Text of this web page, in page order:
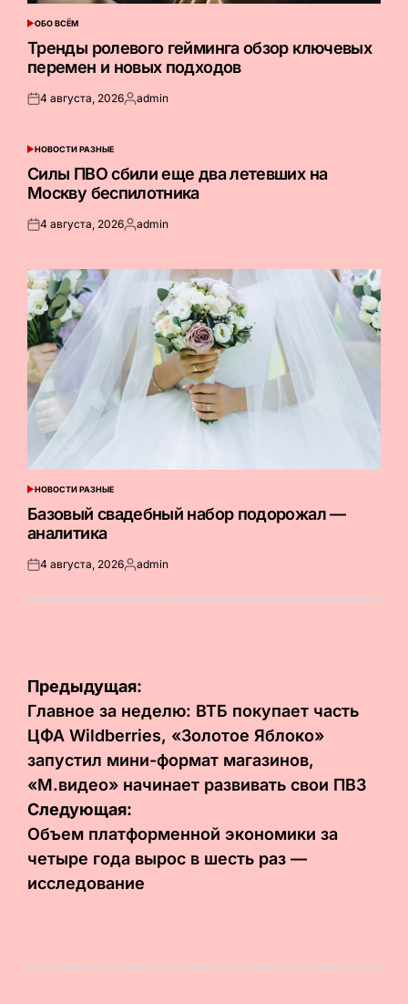
ОПУБЛИКОВАНО
В
ОБО ВСЁМ
Тренды ролевого гейминга обзор ключевых
перемен и новых подходов
Опубликовано
4 августа, 2026Запись
admin
ОПУБЛИКОВАНО
В
НОВОСТИ РАЗНЫЕ
Силы ПВО сбили еще два летевших на
Москву беспилотника
Опубликовано
4 августа, 2026Запись
admin
ОПУБЛИКОВАНО
В
НОВОСТИ РАЗНЫЕ
Базовый свадебный набор подорожал —
аналитика
Опубликовано
4 августа, 2026Запись
admin
Навигация
по
записям
Предыдущая:
Главное за неделю: ВТБ покупает часть
ЦФА Wildberries, «Золотое Яблоко»
запустил мини-формат магазинов,
«М.видео» начинает развивать свои ПВЗ
Следующая:
Объем платформенной экономики за
четыре года вырос в шесть раз —
исследование